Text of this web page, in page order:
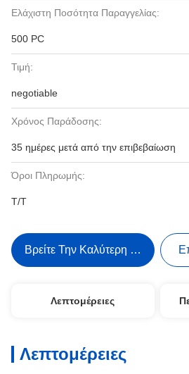
Ελάχιστη Ποσότητα Παραγγελίας:
500 PC
Τιμή:
negotiable
Χρόνος Παράδοσης:
35 ημέρες μετά από την επιβεβαίωση
Όροι Πληρωμής:
T/T
Βρείτε Την Καλύτερη Τιμή
Λεπτομέρειες
Λεπτομέρειες